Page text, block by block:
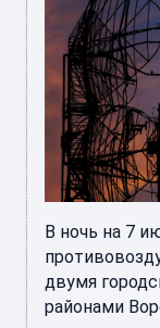
В ночь на 7
двумя
районами